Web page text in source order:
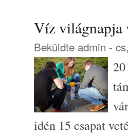
Víz világnapja
Beküldte admin -
idén 15 csapat